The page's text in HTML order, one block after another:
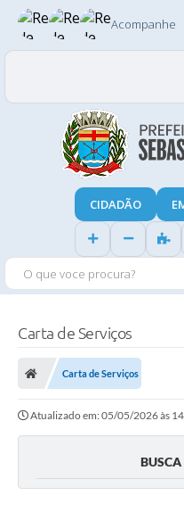
O QUE VOCE PROCURA?
Acompanhe
CIDADÃO
Carta de Serviços
Carta de Serviços
Atualizado em: 05/05/2026 às